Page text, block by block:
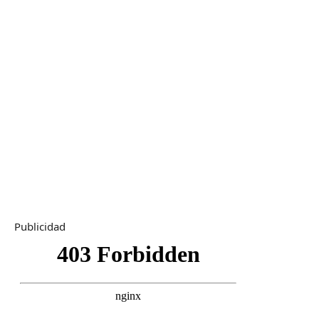
Publicidad